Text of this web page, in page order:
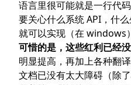
语言里很可能就是一行代
要关心什么系统 API，什
就可以实现（在 windows
可惜的是，这些红利已经没
明显提高，再加上各种翻
文档已没有太大障碍（除